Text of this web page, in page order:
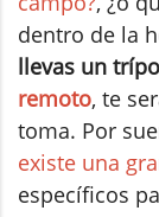
dentro de la
llevas un
remoto, te
toma. Por
existe una
específicos